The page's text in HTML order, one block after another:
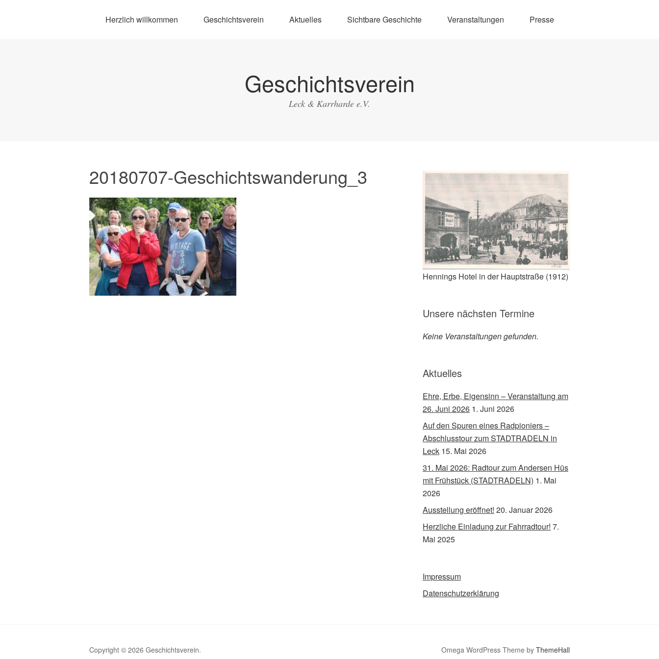
Herzlich willkommen Geschichtsverein Aktuelles Sichtbare Geschichte Veranstaltungen Presse
Geschichtsverein
Leck & Karrharde e.V.
20180707-Geschichtswanderung_3
Hennings Hotel in der Hauptstraße (1912)
Unsere nächsten Termine
Keine Veranstaltungen gefunden.
Aktuelles
Ehre, Erbe, Eigensinn – Veranstaltung am
26. Juni 2026 1. Juni 2026
Auf den Spuren eines Radpioniers –
Abschlusstour zum STADTRADELN in
Leck 15. Mai 2026
31. Mai 2026: Radtour zum Andersen Hüs
mit Frühstück (STADTRADELN) 1. Mai
2026
Ausstellung eröffnet! 20. Januar 2026
Herzliche Einladung zur Fahrradtour! 7.
Mai 2025
Impressum
Datenschutzerklärung
Copyright © 2026 Geschichtsverein. Omega WordPress Theme by ThemeHall